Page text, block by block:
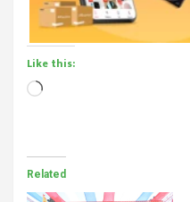
Like this:
Loading…
Related